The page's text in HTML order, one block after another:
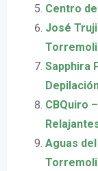
Centro
José
Sapphira
CBQuiro
Aguas